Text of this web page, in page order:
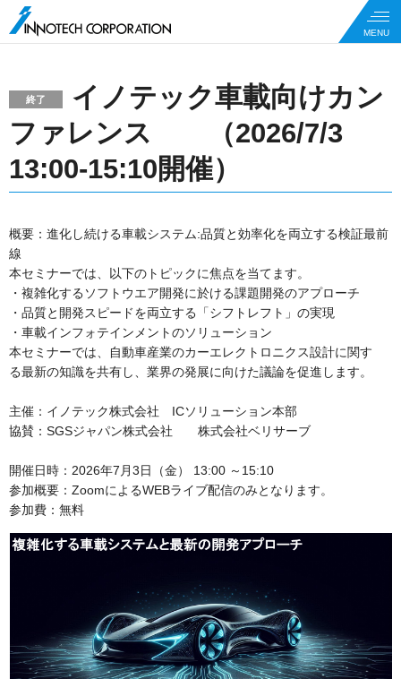
終了
イノテック車載向けカン
ファレンス （2026/7/3
13:00-15:10開催）
概要：進化し続ける車載システム:品質と効率化を両立する検証最前
線
本セミナーでは、以下のトピックに焦点を当てます。
・複雑化するソフトウエア開発に於ける課題開発のアプローチ
・品質と開発スピードを両立する「シフトレフト」の実現
・車載インフォテインメントのソリューション
本セミナーでは、自動車産業のカーエレクトロニクス設計に関す
る最新の知識を共有し、業界の発展に向けた議論を促進します。
主催：イノテック株式会社 ICソリューション本部
協賛：SGSジャパン株式会社 株式会社ベリサーブ
開催日時：2026年7月3日（金） 13:00 ～15:10
参加概要：ZoomによるWEBライブ配信のみとなります。
参加費：無料